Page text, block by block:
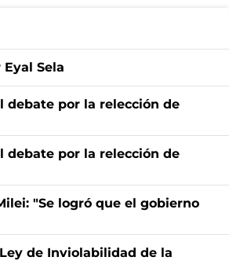
Sela
por la relección de
por la relección de
"Se logró que el gobierno
de Inviolabilidad de la